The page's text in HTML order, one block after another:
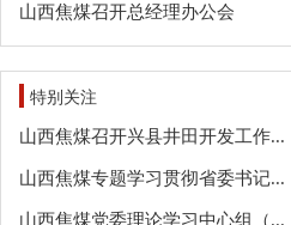
山西焦煤召开总经理办公会
特别关注
山西焦煤召开兴县井田开发工作...
山西焦煤专题学习贯彻省委书记...
山西焦煤党委理论学习中心组（...